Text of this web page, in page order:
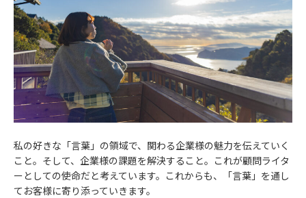
私の好きな「言葉」の領域で、関わる企業様の魅力を伝えていく
こと。そして、企業様の課題を解決すること。これが顧問ライタ
ーとしての使命だと考えています。これからも、「言葉」を通し
てお客様に寄り添っていきます。